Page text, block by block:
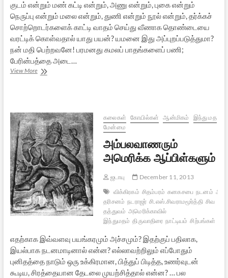
குடம் என்றும் மண் கட்டி என்றும், அணு என்றும், புகை என்றும்
நெருப்பு என்றும் மலை என்றும், துணி என்றும் நூல் என்றும், தர்க்கச்
சொற்றொடர்களைக் காட்டி வாதம் செய்து வீணாக தொண்டையை
வரட்டிக் கொள்வதால் யாது பயன்? யமனை இது அப்புறப்படுத்துமா?
நன் மதி பெற்றவனே! பரமனது கமலப் பாதங்களைப் பணி;
பேரின்பத்தை அடை…
View Moreரமணரின்
கலைகள்
கோயில்கள் ஆன்மிகம்
இந்து மத
மேன்மை
அம்பலவாணரும்
அமெரிக்க ஆப்பிள்களும்
ஜடாயு
December 11, 2013
விக்கிரகம் சிதம்பரம் கனகசபை நடனம்
தரிசனம் நடராஜர் சி.எஸ்.சிவராமமூர்த்தி சிவ
தத்துவம் அமெரிக்காவில்
இந்துமதம் திருவாதிரை நாட்டியம் சிற்பங்கள்
எதற்காக இவ்வளவு பயங்கரமும் அச்சமும்? இதற்குப் பதிலாக,
இயல்பாக நடனமாடினால் என்ன? எல்லாவற்றிலும் எப்போதும்
புனிதத்தை நாடும் ஒரு உக்கிரமான, பித்துப் பிடித்த, உணர்வுடன்
கூடிய, சிரத்தையான தேடலை முயற்சித்தால் என்ன? … பல